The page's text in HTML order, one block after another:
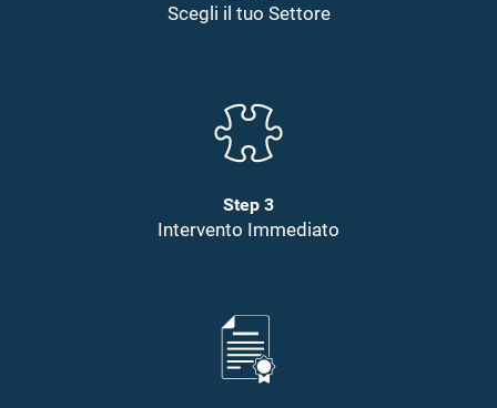
Scegli il tuo Settore
Step 3
Intervento Immediato